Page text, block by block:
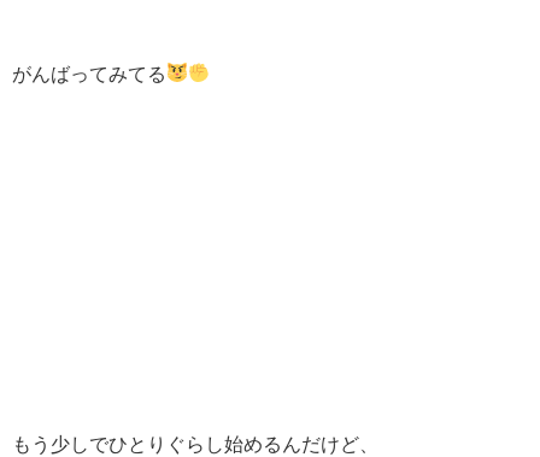
がんばってみてる
もう少しでひとりぐらし始めるんだけど、